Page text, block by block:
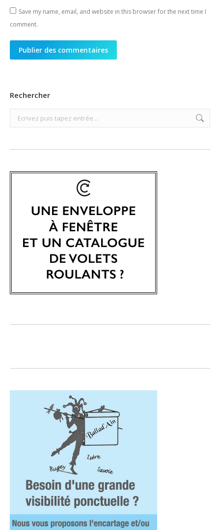
Save my name, email, and website in this browser for the next time I
comment.
Publier des commentaires
Rechercher
Search: